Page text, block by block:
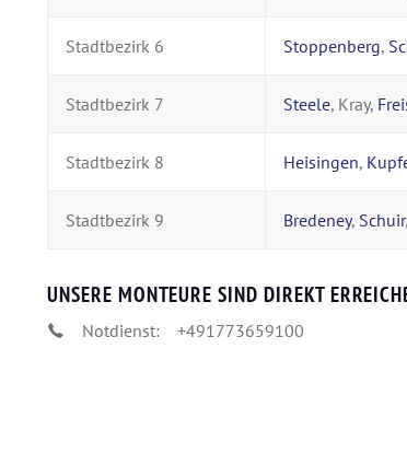
Stadtbezirk 6 Stoppenberg,
Stadtbezirk 7 Steele, Kray,
Stadtbezirk 8 Heisingen,
Stadtbezirk 9 Bredeney, Schuir,
UNSERE MONTEURE SIND DIREKT
Notdienst: +491773659100